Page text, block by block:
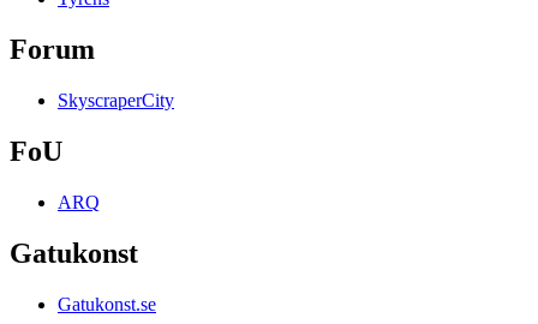
Forum
SkyscraperCity
FoU
ARQ
Gatukonst
Gatukonst.se